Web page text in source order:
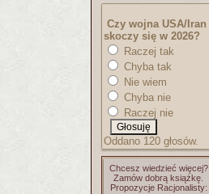
Czy wojna USA/Iran
skoczy się w 2026?
Raczej tak
Chyba tak
Nie wiem
Chyba nie
Raczej nie
Oddano 120 głosów.
Chcesz wiedzieć więcej?
Zamów dobrą książkę.
Propozycje Racjonalisty: